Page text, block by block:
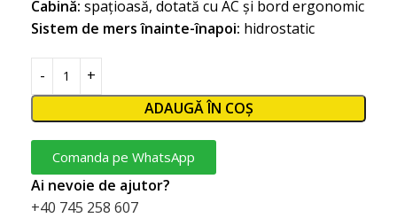
Cabină: spațioasă, dotată cu AC și bord ergonomic
Sistem de mers înainte-înapoi: hidrostatic
ADAUGĂ ÎN COȘ
Comanda pe WhatsApp
Ai nevoie de ajutor?
+40 745 258 607